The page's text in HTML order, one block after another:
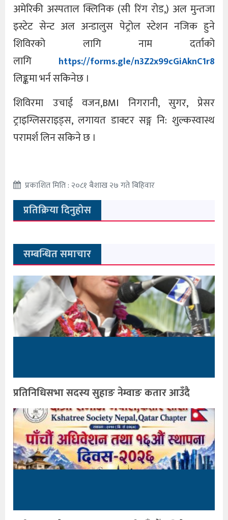
अमेरिकी अस्पताल क्लिनिक (सी रिंग रोड,) अल मुन्तजा
इस्टेट सेन्ट अल अन्डालुस पेट्रोल स्टेशन नजिक हुने
शिविरको लागि नाम दर्ताको
लागि https://forms.gle/n3Z2x99cGiAknC1r8
लिङ्कमा भर्न सकिनेछ ।
शिविरमा उचाई वजन,BMI निगरानी, सुगर, प्रेसर
ट्राइग्लिसराइड्स, लगायत डाक्टर सङ्ग नि: शुल्कस्वास्थ
परामर्श लिन सकिने छ ।
प्रकाशित मिति : २०८१ बैशाख २७ गते बिहिवार
प्रतिक्रिया दिनुहोस
सम्बन्धित समाचार
प्रतिनिधिसभा सदस्य सुहाङ नेम्वाङ कतार आउँदै